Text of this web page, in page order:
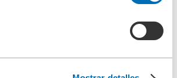
de limpieza a alta presión tipo 5.04
de limpieza ultrasónica tipo 5.05